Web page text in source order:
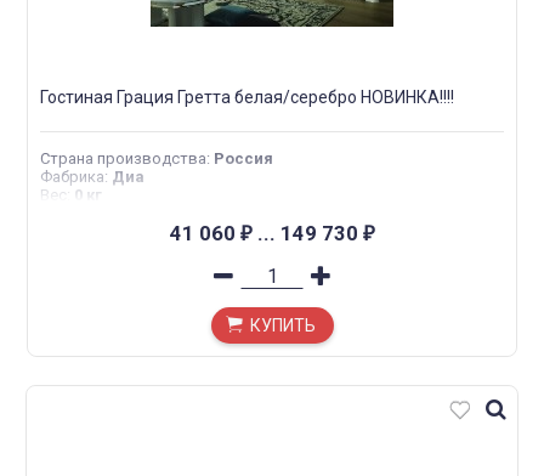
Гостиная Грация Гретта белая/серебро НОВИНКА!!!!
Страна производства: Россия
Фабрика: Диа
Вес : 0 кг
41 060 ₽... 149 730 ₽
КУПИТЬ